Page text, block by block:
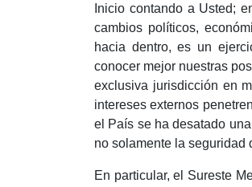
Inicio contando a Usted;
cambios políticos,
hacia dentro, es un
conocer mejor nuestras
exclusiva jurisdicción en
intereses externos
el País se ha desatado
no solamente la seguridad
En particular, el Sureste